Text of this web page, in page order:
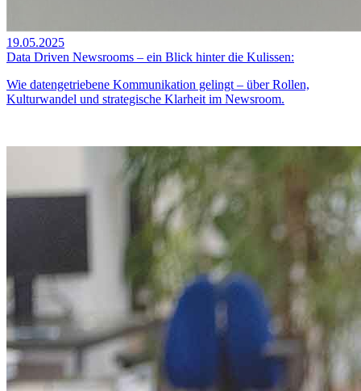
19.05.2025
Data Driven Newsrooms – ein Blick hinter die Kulissen:
Wie datengetriebene Kommunikation gelingt – über Rollen,
Kulturwandel und strategische Klarheit im Newsroom.